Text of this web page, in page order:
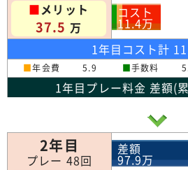
■メリット
37.5 万
コスト
11.4万
1年目コスト計
■年会費 5.9 ■手数料
1年目プレー料金 差額(
2年目
プレー 48回
差額
97.9万